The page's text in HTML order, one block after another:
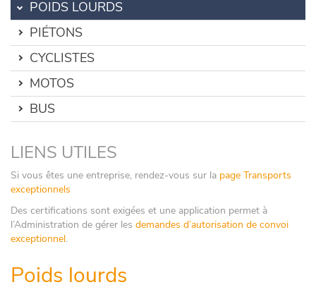
POIDS LOURDS
PIÉTONS
CYCLISTES
MOTOS
BUS
LIENS UTILES
Si vous êtes une entreprise, rendez-vous sur la page Transports
exceptionnels
Des certifications sont exigées et une application permet à
l’Administration de gérer les demandes d’autorisation de convoi
exceptionnel.
Poids lourds